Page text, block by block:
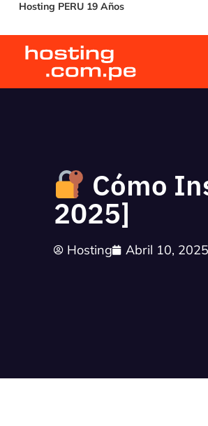
Hosting PERU 19 Años
Cómo
2025]
Hosting Abril 10,